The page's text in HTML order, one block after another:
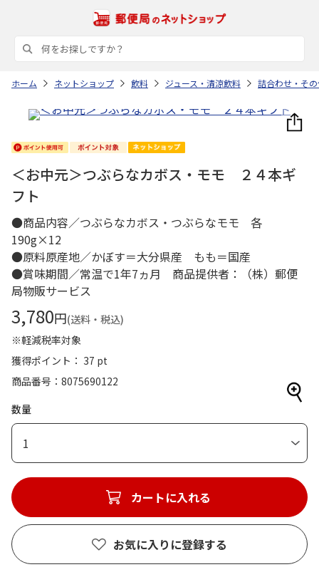
ホーム ネットショップ 飲料 ジュース・清涼飲料 詰合わせ・そ
＜お中元＞つぶらなカボス・モモ ２４本ギ
フト
●商品内容／つぶらなカボス・つぶらなモモ 各
190g×12
●原料原産地／かぼす＝大分県産 もも＝国産
●賞味期間／常温で1年7ヵ月 商品提供者：（株）郵便
局物販サービス
3,780円(送料・税込)
※軽減税率対象
獲得ポイント： 37 pt
商品番号
8075690122
数量
1
カートに入れる
お気に入りに登録する